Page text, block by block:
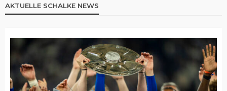
AKTUELLE SCHALKE NEWS